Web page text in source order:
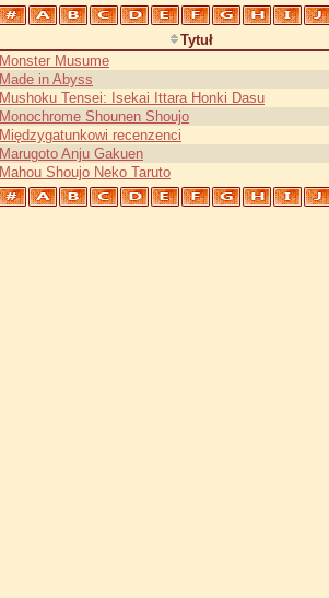
Tytuł
Monster Musume
Made in Abyss
Mushoku Tensei: Isekai Ittara Honki Dasu
Monochrome Shounen Shoujo
Międzygatunkowi recenzenci
Marugoto Anju Gakuen
Mahou Shoujo Neko Taruto